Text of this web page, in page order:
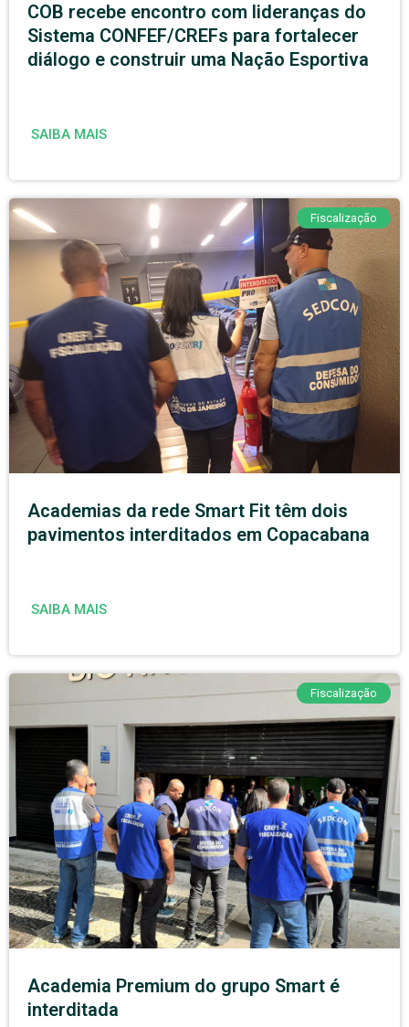
COB recebe encontro com lideranças do
Sistema CONFEF/CREFs para fortalecer
diálogo e construir uma Nação Esportiva
SAIBA MAIS
Fiscalização
Academias da rede Smart Fit têm dois
pavimentos interditados em Copacabana
SAIBA MAIS
Fiscalização
Academia Premium do grupo Smart é
interditada